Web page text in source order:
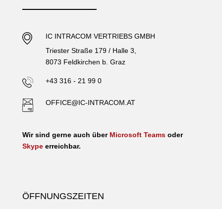
IC INTRACOM VERTRIEBS GMBH
Triester Straße 179 / Halle 3,
8073 Feldkirchen b. Graz
+43 316 - 21 99 0
OFFICE@IC-INTRACOM.AT
Wir sind gerne auch über Microsoft Teamsoder
Skypeerreichbar.
ÖFFNUNGSZEITEN